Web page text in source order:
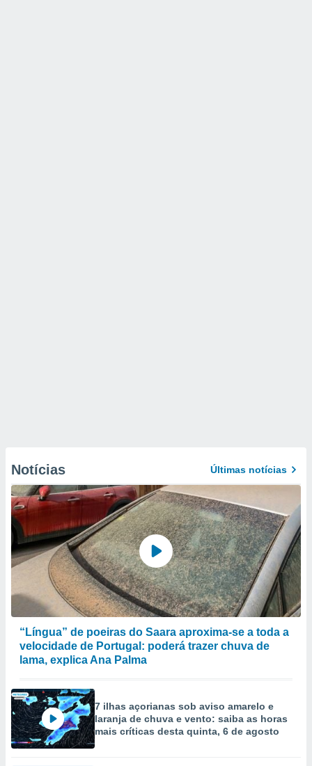
Notícias Últimas notícias
“Língua” de poeiras do Saara aproxima-se a toda a
velocidade de Portugal: poderá trazer chuva de
lama, explica Ana Palma
7 ilhas açorianas sob aviso amarelo e
laranja de chuva e vento: saiba as horas
mais críticas desta quinta, 6 de agosto